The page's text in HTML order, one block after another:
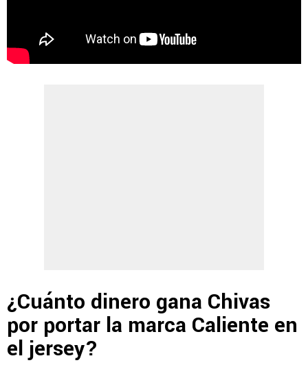
¿Cuánto dinero gana Chivas
por portar la marca Caliente en
el jersey?